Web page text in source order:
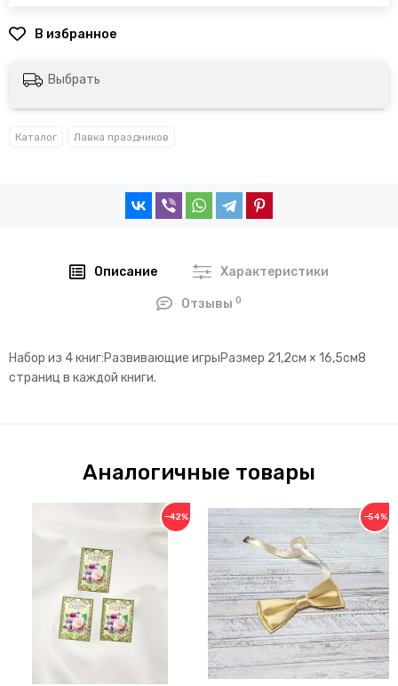
Выбрать
Каталог Лавка праздников
Описание Характеристики
Отзывы0
Набор из 4 книг:Развивающие игрыРазмер 21,2см × 16,5см8
страниц в каждой книги.
Аналогичные товары
−42% −54%